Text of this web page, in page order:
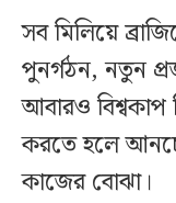
সব মিলিয়ে
পুনর্গঠন, নতুন
আবারও
করতে হলে
কাজের বোঝা।